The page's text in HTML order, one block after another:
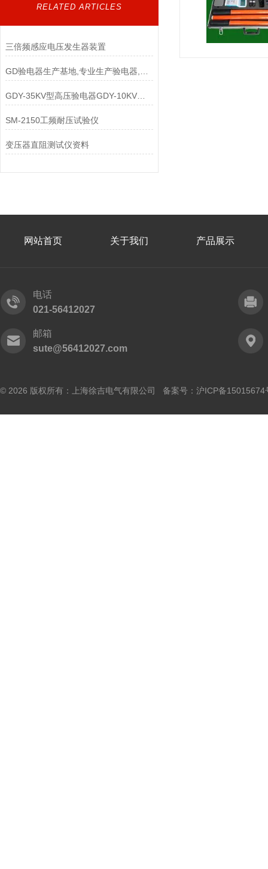
RELATED ARTICLES
三倍频感应电压发生器装置
GDY-35KV型高压验电器GDY-10KV型 验电器
SM-2150工频耐压试验仪
变压器直阻测试仪资料
网站首页 关于我们 产品展示
电话
021-56412027
邮箱
sute@56412027.com
© 2026 版权所有：上海徐吉电气有限公司 备案号： 沪ICP备15015674